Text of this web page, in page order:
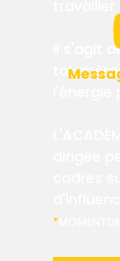
Il s'agit
toi-
*